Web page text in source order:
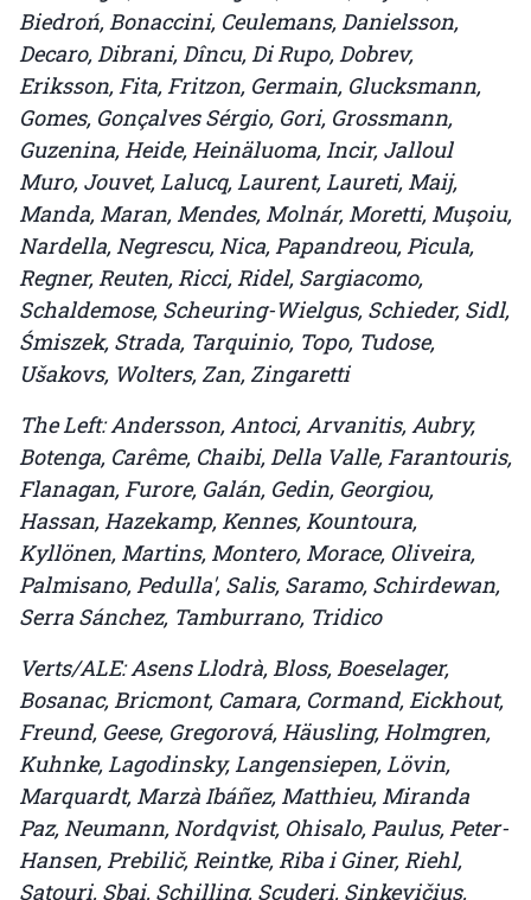
Biedroń, Bonaccini, Ceulemans, Danielsson,
Decaro, Dibrani, Dîncu, Di Rupo, Dobrev,
Eriksson, Fita, Fritzon, Germain, Glucksmann,
Gomes, Gonçalves Sérgio, Gori, Grossmann,
Guzenina, Heide, Heinäluoma, Incir, Jalloul
Muro, Jouvet, Lalucq, Laurent, Laureti, Maij,
Manda, Maran, Mendes, Molnár, Moretti, Muşoiu,
Nardella, Negrescu, Nica, Papandreou, Picula,
Regner, Reuten, Ricci, Ridel, Sargiacomo,
Schaldemose, Scheuring-Wielgus, Schieder, Sidl,
Śmiszek, Strada, Tarquinio, Topo, Tudose,
Ušakovs, Wolters, Zan, Zingaretti
The Left: Andersson, Antoci, Arvanitis, Aubry,
Botenga, Carême, Chaibi, Della Valle, Farantouris,
Flanagan, Furore, Galán, Gedin, Georgiou,
Hassan, Hazekamp, Kennes, Kountoura,
Kyllönen, Martins, Montero, Morace, Oliveira,
Palmisano, Pedulla', Salis, Saramo, Schirdewan,
Serra Sánchez, Tamburrano, Tridico
Verts/ALE: Asens Llodrà, Bloss, Boeselager,
Bosanac, Bricmont, Camara, Cormand, Eickhout,
Freund, Geese, Gregorová, Häusling, Holmgren,
Kuhnke, Lagodinsky, Langensiepen, Lövin,
Marquardt, Marzà Ibáñez, Matthieu, Miranda
Paz, Neumann, Nordqvist, Ohisalo, Paulus, Peter-
Hansen, Prebilič, Reintke, Riba i Giner, Riehl,
Satouri, Sbai, Schilling, Scuderi, Sinkevičius,